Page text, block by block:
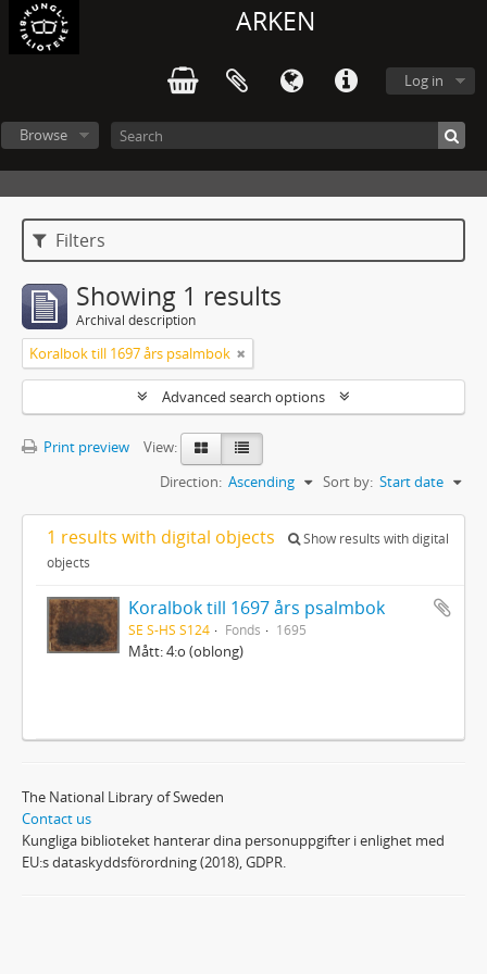
ARKEN
Log in
Browse
Filters
Showing 1 results
Archival description
Koralbok till 1697 års psalmbok
Advanced search options
Print preview
View:
Sort by: Start date
Direction: Ascending
1 results with digital objects
Show results with digital
objects
Koralbok till 1697 års psalmbok
SE S-HS S124 Fonds 1695
Mått: 4:o (oblong)
The National Library of Sweden
Contact us
Kungliga biblioteket hanterar dina personuppgifter i enlighet med
EU:s dataskyddsförordning (2018), GDPR.